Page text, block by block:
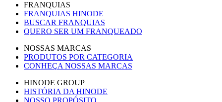
FRANQUIAS
FRANQUIAS HINODE
BUSCAR FRANQUIAS
QUERO SER UM FRANQUEADO
NOSSAS MARCAS
PRODUTOS POR CATEGORIA
CONHEÇA NOSSAS MARCAS
HINODE GROUP
HISTÓRIA DA HINODE